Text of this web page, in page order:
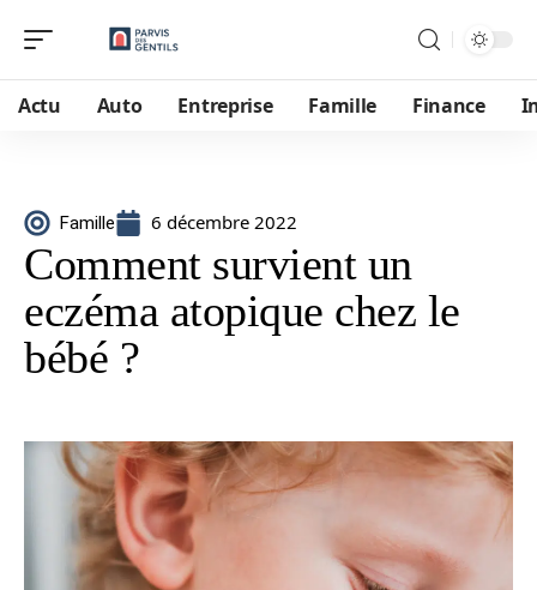
Actu Auto Entreprise Famille Finance
Famille 6 décembre 2022
Comment survient un
eczéma atopique chez le
bébé ?